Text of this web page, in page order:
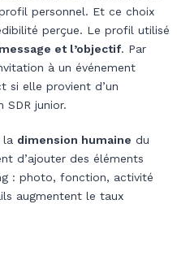
personnel. Et ce choix
perçue. Le profil utilisé
et l’objectif. Par
à un événement
si elle provient d’un
SDR junior.
la dimension humaine du
d’ajouter des éléments
: photo, fonction, activité
augmentent le taux